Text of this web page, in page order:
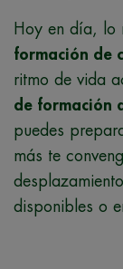
Hoy en día, lo
formación de
ritmo de vida
de formación
puedes
más te
disponibles o